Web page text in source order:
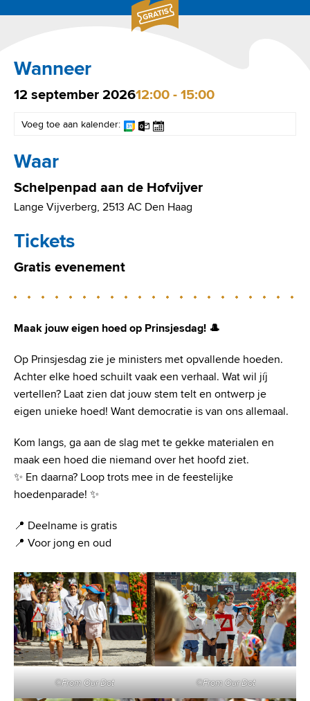
Wanneer
12 september 202612:00 - 15:00
Voeg toe aan kalender:
Waar
Schelpenpad aan de Hofvijver
Lange Vijverberg, 2513 AC Den Haag
Tickets
Gratis evenement
Maak jouw eigen hoed op Prinsjesdag! 🎩
Op Prinsjesdag zie je ministers met opvallende hoeden.
Achter elke hoed schuilt vaak een verhaal. Wat wil jíj
vertellen? Laat zien dat jouw stem telt en ontwerp je
eigen unieke hoed! Want democratie is van ons allemaal.
Kom langs, ga aan de slag met te gekke materialen en
maak een hoed die niemand over het hoofd ziet.
✨ En daarna? Loop trots mee in de feestelijke
hoedenparade! ✨
📍 Deelname is gratis
📍 Voor jong en oud
©From Our Dot ©From Our Dot